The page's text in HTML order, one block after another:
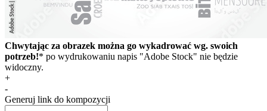
Chwytając za obrazek można go wykadrować wg. swoich
potrzeb!* po wydrukowaniu napis "Adobe Stock" nie będzie
widoczny.
+
-
Generuj link do kompozycji